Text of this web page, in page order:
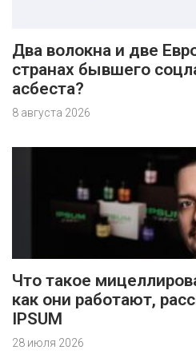
Два волокна и две
странах бывшего
асбеста?
8 августа 2026
Что такое
как они работают,
IPSUM
28 июля 2026